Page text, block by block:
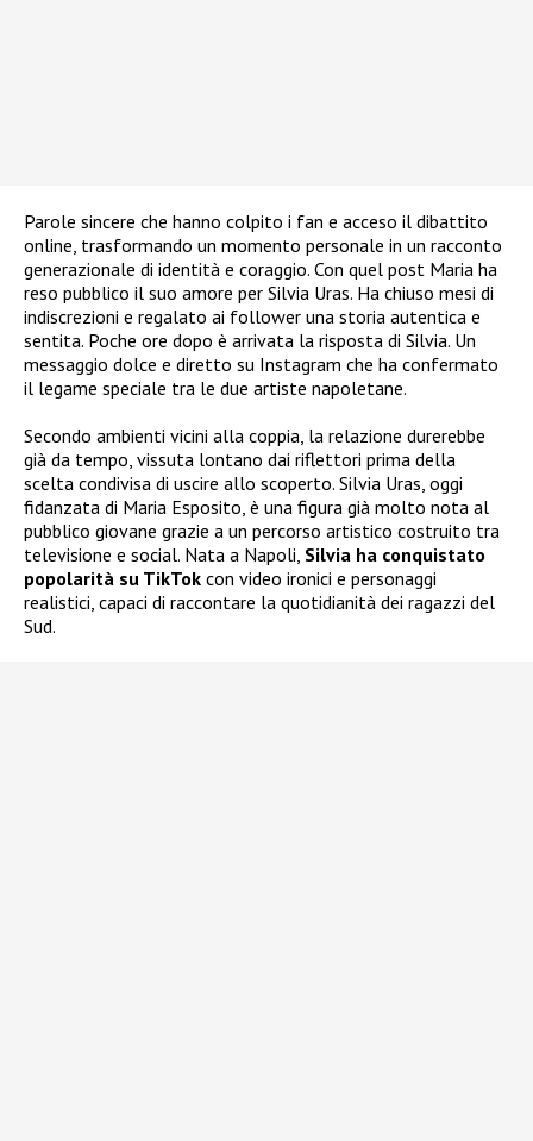
Parole sincere che hanno colpito i fan e acceso il dibattito
online, trasformando un momento personale in un racconto
generazionale di identità e coraggio. Con quel post Maria ha
reso pubblico il suo amore per Silvia Uras. Ha chiuso mesi di
indiscrezioni e regalato ai follower una storia autentica e
sentita. Poche ore dopo è arrivata la risposta di Silvia. Un
messaggio dolce e diretto su Instagram che ha confermato
il legame speciale tra le due artiste napoletane.
Secondo ambienti vicini alla coppia, la relazione durerebbe
già da tempo, vissuta lontano dai riflettori prima della
scelta condivisa di uscire allo scoperto. Silvia Uras, oggi
fidanzata di Maria Esposito, è una figura già molto nota al
pubblico giovane grazie a un percorso artistico costruito tra
televisione e social. Nata a Napoli, Silvia ha conquistato
popolarità su TikTok con video ironici e personaggi
realistici, capaci di raccontare la quotidianità dei ragazzi del
Sud.